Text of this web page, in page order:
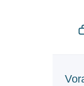
Next